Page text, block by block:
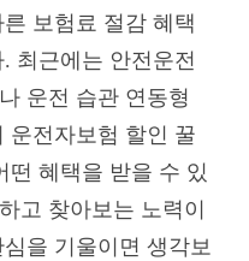
보험료 절감 혜택
최근에는 안전운전
운전 습관 연동형
운전자보험 할인 꿀
떤 혜택을 받을 수 있
고 찾아보는 노력이
을 기울이면 생각보